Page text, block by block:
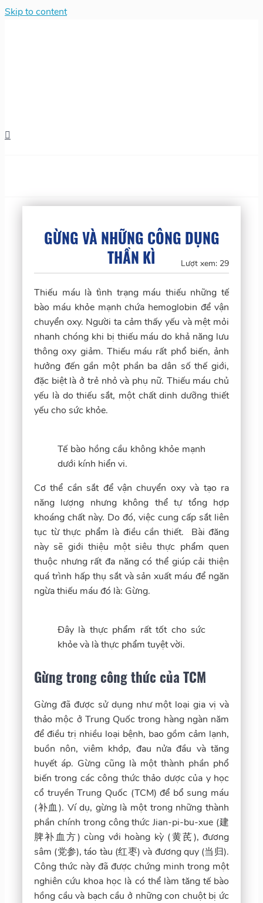
Skip to content
GỪNG VÀ NHỮNG CÔNG DỤNG
THẦN KÌ
Lượt xem: 29
Thiếu máu là tình trạng máu thiếu những tế
bào máu khỏe mạnh chứa hemoglobin để vận
chuyển oxy. Người ta cảm thấy yếu và mệt mỏi
nhanh chóng khi bị thiếu máu do khả năng lưu
thông oxy giảm. Thiếu máu rất phổ biến, ảnh
hưởng đến gần một phần ba dân số thế giới,
đặc biệt là ở trẻ nhỏ và phụ nữ. Thiếu máu chủ
yếu là do thiếu sắt, một chất dinh dưỡng thiết
yếu cho sức khỏe.
Tế bào hồng cầu không khỏe mạnh
dưới kính hiển vi.
Cơ thể cần sắt để vận chuyển oxy và tạo ra
năng lượng nhưng không thể tự tổng hợp
khoáng chất này. Do đó, việc cung cấp sắt liên
tục từ thực phẩm là điều cần thiết. Bài đăng
này sẽ giới thiệu một siêu thực phẩm quen
thuộc nhưng rất đa năng có thể giúp cải thiện
quá trình hấp thụ sắt và sản xuất máu để ngăn
ngừa thiếu máu đó là: Gừng.
Đây là thực phẩm rất tốt cho sức
khỏe và là thực phẩm tuyệt vời.
Gừng trong công thức của TCM
Gừng đã được sử dụng như một loại gia vị và
thảo mộc ở Trung Quốc trong hàng ngàn năm
để điều trị nhiều loại bệnh, bao gồm cảm lạnh,
buồn nôn, viêm khớp, đau nửa đầu và tăng
huyết áp. Gừng cũng là một thành phần phổ
biến trong các công thức thảo dược của y học
cổ truyền Trung Quốc (TCM) để bổ sung máu
(补血). Ví dụ, gừng là một trong những thành
phần chính trong công thức Jian-pi-bu-xue (建
脾补血方) cùng với hoàng kỳ (黄芪), đương
sâm (党参), táo tàu (红枣) và đương quy (当归).
Công thức này đã được chứng minh trong một
nghiên cứu khoa học là có thể làm tăng tế bào
hồng cầu và bạch cầu ở những con chuột bị ức